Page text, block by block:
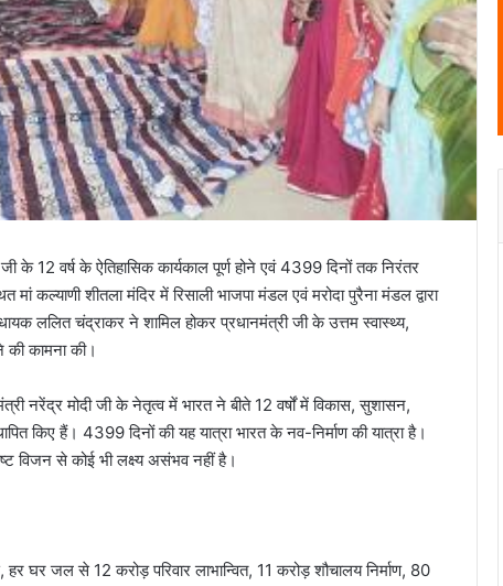
के 12 वर्ष के ऐतिहासिक कार्यकाल पूर्ण होने एवं 4399 दिनों तक निरंतर
मां कल्याणी शीतला मंदिर में रिसाली भाजपा मंडल एवं मरोदा पुरैना मंडल द्वारा
ललित चंद्राकर ने शामिल होकर प्रधानमंत्री जी के उत्तम स्वास्थ्य,
की कामना की।
नरेंद्र मोदी जी के नेतृत्व में भारत ने बीते 12 वर्षों में विकास, सुशासन,
किए हैं। 4399 दिनों की यह यात्रा भारत के नव-निर्माण की यात्रा है।
विजन से कोई भी लक्ष्य असंभव नहीं है।
घर जल से 12 करोड़ परिवार लाभान्वित, 11 करोड़ शौचालय निर्माण, 80